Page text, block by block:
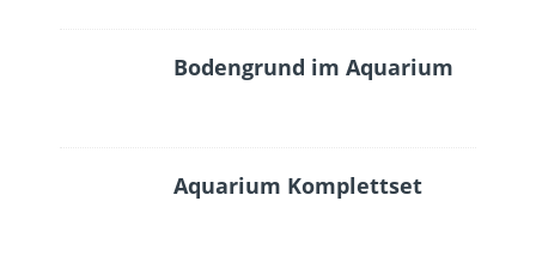
Bodengrund im Aquarium
Aquarium Komplettset